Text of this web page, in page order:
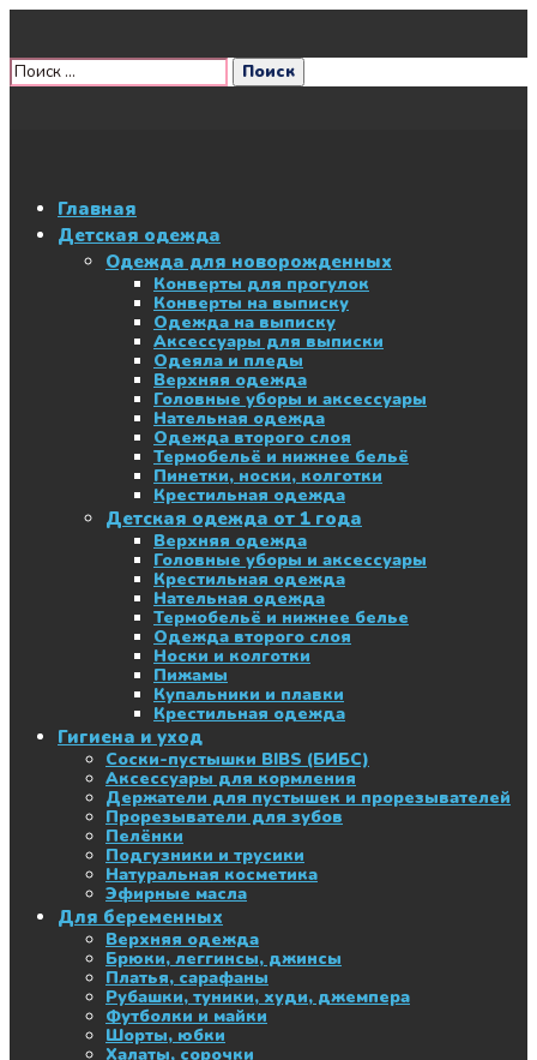
Главная
Детская одежда
Одежда для новорожденных
Конверты для прогулок
Конверты на выписку
Одежда на выписку
Аксессуары для выписки
Одеяла и пледы
Верхняя одежда
Головные уборы и аксессуары
Нательная одежда
Одежда второго слоя
Термобельё и нижнее бельё
Пинетки, носки, колготки
Крестильная одежда
Детская одежда от 1 года
Верхняя одежда
Головные уборы и аксессуары
Крестильная одежда
Нательная одежда
Термобельё и нижнее белье
Одежда второго слоя
Носки и колготки
Пижамы
Купальники и плавки
Крестильная одежда
Гигиена и уход
Соски-пустышки BIBS (БИБС)
Аксессуары для кормления
Держатели для пустышек и прорезывателей
Прорезыватели для зубов
Пелёнки
Подгузники и трусики
Натуральная косметика
Эфирные масла
Для беременных
Верхняя одежда
Брюки, леггинсы, джинсы
Платья, сарафаны
Рубашки, туники, худи, джемпера
Футболки и майки
Шорты, юбки
Халаты, сорочки